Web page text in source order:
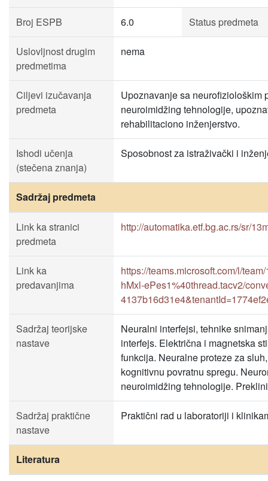
Broj ESPB 6.0 Status predmeta
Uslovljnost drugim
predmetima
nema
Ciljevi izučavanja
predmeta
Upoznavanje sa neurofiziološkim
neuroimidžing tehnologije,
rehabilitaciono inženjerstvo.
Ishodi učenja
(stečena znanja)
Sposobnost za istraživački i
Sadržaj predmeta
Link ka stranici
predmeta
http://automatika.etf.bg.ac.rs/sr/
Link ka
predavanjima
https://teams.microsoft.com/l/
hMxl-ePes1%40thread.tacv2/
Sadržaj teorijske
nastave
Neuralni interfejsi, tehnike
interfejs. Električna i magnetska
funkcija. Neuralne proteze za
kognitivnu povratnu spregu.
neuroimidžing tehnologije.
Sadržaj praktične
nastave
Praktični rad u laboratoriji i
Literatura